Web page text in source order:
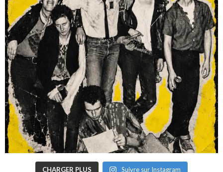
CHARGER PLUS Suivre sur Instagram